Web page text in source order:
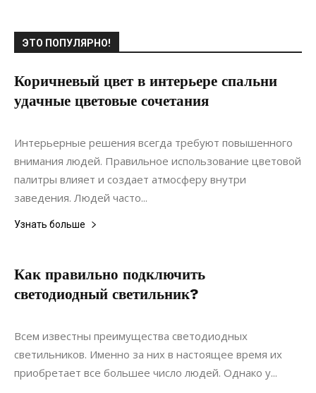
ЭТО ПОПУЛЯРНО!
Коричневый цвет в интерьере спальни
удачные цветовые сочетания
24.12.2018
Интерьерные решения всегда требуют повышенного
внимания людей. Правильное использование цветовой
палитры влияет и создает атмосферу внутри
заведения. Людей часто...
Узнать больше
Как правильно подключить
светодиодный светильник?
01.02.2020
Всем известны преимущества светодиодных
светильников. Именно за них в настоящее время их
приобретает все большее число людей. Однако у...